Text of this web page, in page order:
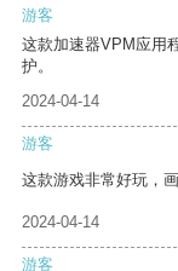
游客
这款加速器VPM应用
护。
2024-04-14
游客
这款游戏非常好玩，
2024-04-14
游客